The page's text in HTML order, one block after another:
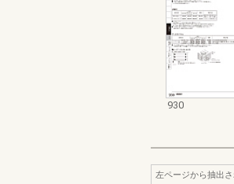
930
左ページから抽出